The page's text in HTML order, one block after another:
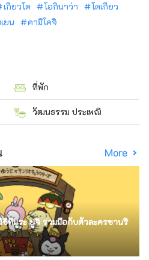
เกียวโต โอกินาว่า
โตเกียว
ยน คามิโคจิ
ที่พัก
วัฒนธรรม ประเพณี
More
ทีมูระ ยูจิ ร่วมมือกับตัวละครซานริ